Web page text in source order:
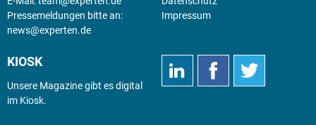
Pressemeldungen bitte an:
news@experten.de
Impressum
KIOSK
Unsere Magazine gibt es digital
im Kiosk.